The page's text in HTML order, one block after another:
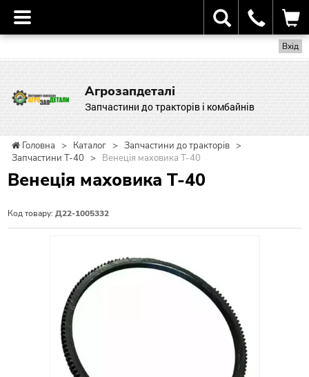
Вхід
Агрозапдеталі
Запчастини до тракторів і комбайнів
Головна > Каталог > Запчастини до тракторів >
Запчастини Т-40 > Венеція маховика Т-40
Венеція маховика Т-40
Код товару: Д22-1005332